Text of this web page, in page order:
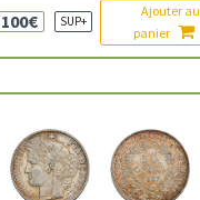
100€ SUP+
Ajouter au
panier